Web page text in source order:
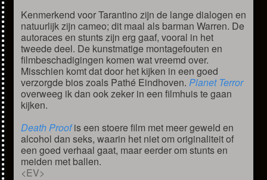
Kenmerkend voor Tarantino zijn de lange dialogen en
natuurlijk zijn cameo; dit maal als barman Warren. De
autoraces en stunts zijn erg gaaf, vooral in het
tweede deel. De kunstmatige montagefouten en
filmbeschadigingen komen wat vreemd over.
Misschien komt dat door het kijken in een goed
verzorgde bios zoals Pathé Eindhoven. Planet Terror
overweeg ik dan ook zeker in een filmhuis te gaan
kijken.
Death Proofis een stoere film met meer geweld en
alcohol dan seks, waarin het niet om originaliteit of
een goed verhaal gaat, maar eerder om stunts en
meiden met ballen.
<EV>